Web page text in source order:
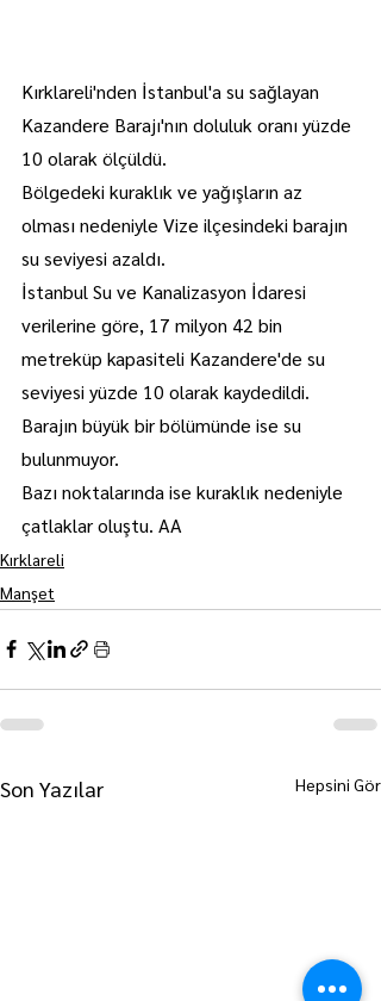
Kırklareli'nden İstanbul'a su sağlayan
Kazandere Barajı'nın doluluk oranı yüzde
10 olarak ölçüldü.
Bölgedeki kuraklık ve yağışların az
olması nedeniyle Vize ilçesindeki barajın
su seviyesi azaldı.
İstanbul Su ve Kanalizasyon İdaresi
verilerine göre, 17 milyon 42 bin
metreküp kapasiteli Kazandere'de su
seviyesi yüzde 10 olarak kaydedildi.
Barajın büyük bir bölümünde ise su
bulunmuyor.
Bazı noktalarında ise kuraklık nedeniyle
çatlaklar oluştu. AA
Kırklareli
Manşet
Son Yazılar Hepsini Gör